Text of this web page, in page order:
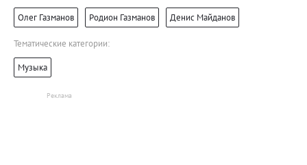
Олег Газманов Родион Газманов Денис Майданов
Тематические категории:
Музыка